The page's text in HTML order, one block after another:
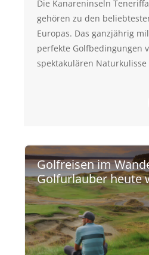
Die Kanareninseln
gehören zu den
Europas. Das ganzjährig
perfekte Golfbedingungen
spektakulären
Golfreisen im
Golfurlauber heute